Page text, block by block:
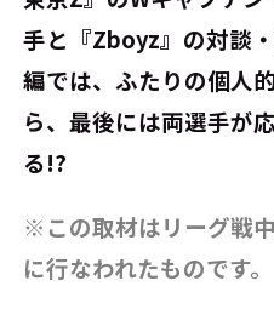
手と『Zboyz』の対談
編では、ふたりの個人
ら、最後には両選手が
る!?
※この取材はリーグ戦
に行なわれたものです。